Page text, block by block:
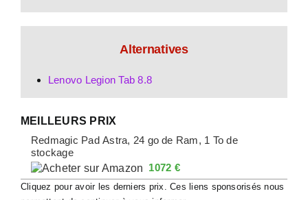
Alternatives
Lenovo Legion Tab 8.8
MEILLEURS PRIX
Redmagic Pad Astra, 24 go de Ram, 1 To de
stockage
1072 €
Cliquez pour avoir les derniers prix. Ces liens sponsorisés nous